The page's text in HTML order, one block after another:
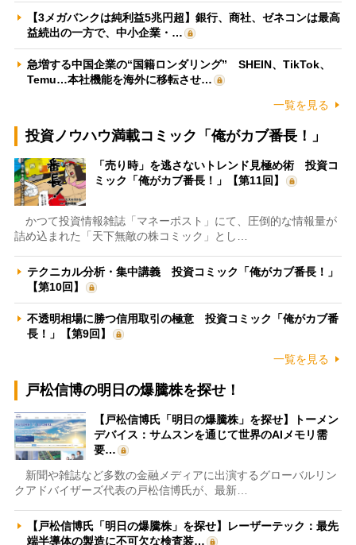
【3メガバンクは純利益5兆円超】銀行、商社、ゼネコンは最高
益続出の一方で、中小企業・…
急増する中国企業の“国籍ロンダリング” SHEIN、TikTok、
Temu…本社機能を海外に移転させ…
一覧を見る
投資ノウハウ満載コミック「俺がカブ番長！」
「売り時」を逃さないトレンド見極め術 投資コ
ミック「俺がカブ番長！」【第11回】
かつて投資情報雑誌「マネーポスト」にて、圧倒的な情報量が
詰め込まれた「天下無敵の株コミック」とし…
テクニカル分析・集中講義 投資コミック「俺がカブ番長！」
【第10回】
不透明相場に勝つ信用取引の極意 投資コミック「俺がカブ番
長！」【第9回】
一覧を見る
戸松信博の明日の爆騰株を探せ！
【戸松信博氏「明日の爆騰株」を探せ】トーメン
デバイス：サムスンを通じて世界のAIメモリ需
要…
新聞や雑誌など多数の金融メディアに出演するグローバルリン
クアドバイザーズ代表の戸松信博氏が、最新…
【戸松信博氏「明日の爆騰株」を探せ】レーザーテック：最先
端半導体の製造に不可欠な検査装…